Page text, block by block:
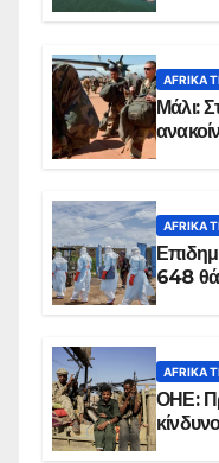
AFRIKA
Μάλι:
AFRIKA
648
AFRIKA
ΟΗΕ: